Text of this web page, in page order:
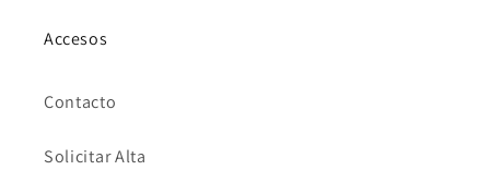
Accesos
Contacto
Solicitar Alta